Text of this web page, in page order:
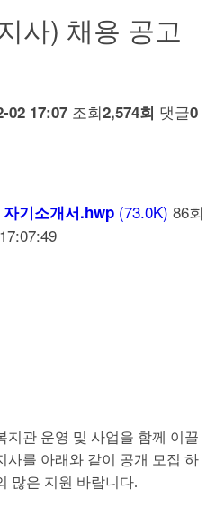
사) 채용 공고
02 17:07 조회2,574회 댓글0
기소개서.hwp (73.0K) 86회
지관 운영 및 사업을 함께 이끌
사를 아래와 같이 공개 모집 하
많은 지원 바랍니다.